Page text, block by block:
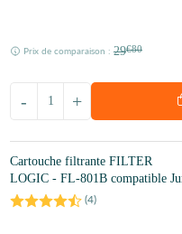
Prix de comparaison : 29€80
+
-
Cartouche filtrante FILTER
LOGIC - FL-801B compatible
(4)